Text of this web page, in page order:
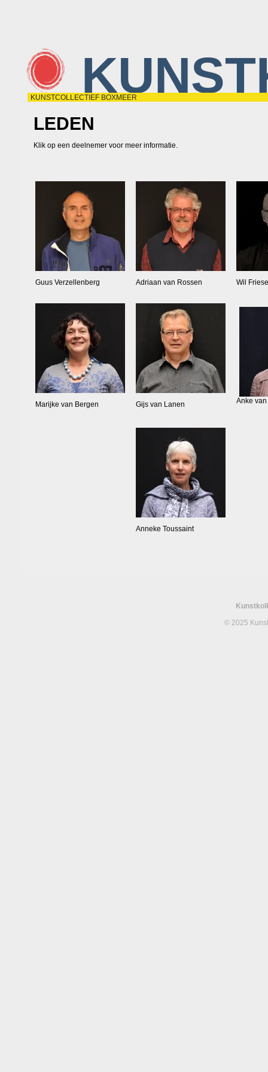
KUNSTCOLLECTIEF BOXMEER
LEDEN
Klik op een deelnemer voor meer informatie.
Guus Verzellenberg Adriaan van Rossen Wil
Marijke van Bergen Gijs van Lanen Anke
Anneke Toussaint
© 2025